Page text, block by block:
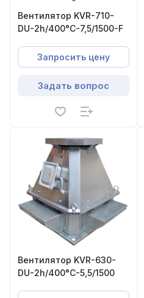
Вентилятор KVR-710-
DU-2h/400°С-7,5/1500-F
Запросить цену
Задать вопрос
Вентилятор KVR-630-
DU-2h/400°С-5,5/1500